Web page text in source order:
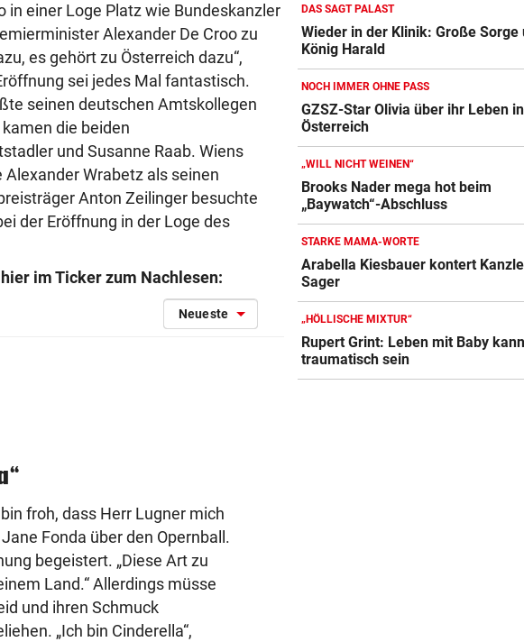
in einer Loge Platz wie Bundeskanzler
Alexander De Croo zu
es gehört zu Österreich dazu“,
sei jedes Mal fantastisch.
seinen deutschen Amtskollegen
die beiden
und Susanne Raab. Wiens
Wrabetz als seinen
Anton Zeilinger besuchte
der Eröffnung in der Loge des
im Ticker zum Nachlesen:
Neueste
froh, dass Herr Lugner mich
Fonda über den Opernball.
begeistert. „Diese Art zu
Land.“ Allerdings müsse
und ihren Schmuck
„Ich bin Cinderella“,
BETRUNKENER ALS LENKER
Dumper überschlug sich und
stürzte 30 Meter ab
WARTEN AUF DEN SIEG? vor 3
GAK-Heimstart: „Qualität ist
ganz andere!“
DAS SAGT PALAST
Wieder in der Klinik: Große Sorge
König Harald
NOCH IMMER OHNE PASS
GZSZ-Star Olivia über ihr Leben in
Österreich
„WILL NICHT WEINEN“
Brooks Nader mega hot beim
„Baywatch“-Abschluss
STARKE MAMA-WORTE
Arabella Kiesbauer kontert
Sager
„HÖLLISCHE MIXTUR“
Rupert Grint: Leben mit Baby kann
traumatisch sein